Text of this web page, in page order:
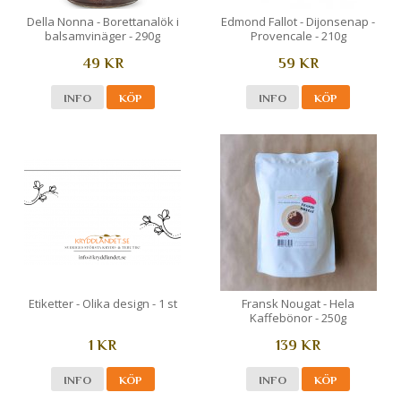
Della Nonna - Borettanalök i
balsamvinäger - 290g
49 KR
INFO KÖP
Edmond Fallot - Dijonsenap -
Provencale - 210g
59 KR
INFO KÖP
Etiketter - Olika design - 1 st
1 KR
INFO KÖP
Fransk Nougat - Hela
Kaffebönor - 250g
139 KR
INFO KÖP